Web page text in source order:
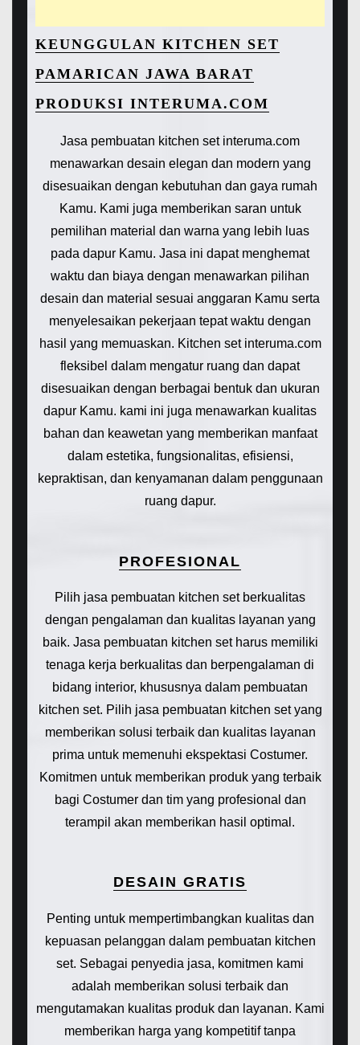
KEUNGGULAN KITCHEN SET
PAMARICAN JAWA BARAT
PRODUKSI INTERUMA.COM
Jasa pembuatan kitchen set interuma.com
menawarkan desain elegan dan modern yang
disesuaikan dengan kebutuhan dan gaya rumah
Kamu. Kami juga memberikan saran untuk
pemilihan material dan warna yang lebih luas
pada dapur Kamu. Jasa ini dapat menghemat
waktu dan biaya dengan menawarkan pilihan
desain dan material sesuai anggaran Kamu serta
menyelesaikan pekerjaan tepat waktu dengan
hasil yang memuaskan. Kitchen set interuma.com
fleksibel dalam mengatur ruang dan dapat
disesuaikan dengan berbagai bentuk dan ukuran
dapur Kamu. kami ini juga menawarkan kualitas
bahan dan keawetan yang memberikan manfaat
dalam estetika, fungsionalitas, efisiensi,
kepraktisan, dan kenyamanan dalam penggunaan
ruang dapur.
PROFESIONAL
Pilih jasa pembuatan kitchen set berkualitas
dengan pengalaman dan kualitas layanan yang
baik. Jasa pembuatan kitchen set harus memiliki
tenaga kerja berkualitas dan berpengalaman di
bidang interior, khususnya dalam pembuatan
kitchen set. Pilih jasa pembuatan kitchen set yang
memberikan solusi terbaik dan kualitas layanan
prima untuk memenuhi ekspektasi Costumer.
Komitmen untuk memberikan produk yang terbaik
bagi Costumer dan tim yang profesional dan
terampil akan memberikan hasil optimal.
DESAIN GRATIS
Penting untuk mempertimbangkan kualitas dan
kepuasan pelanggan dalam pembuatan kitchen
set. Sebagai penyedia jasa, komitmen kami
adalah memberikan solusi terbaik dan
mengutamakan kualitas produk dan layanan. Kami
memberikan harga yang kompetitif tanpa